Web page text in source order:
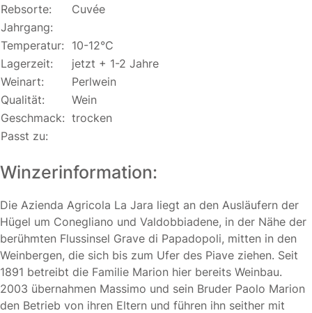
Rebsorte:
Cuvée
Jahrgang:
Temperatur: 10-12°C
Lagerzeit:
jetzt + 1-2 Jahre
Weinart:
Perlwein
Qualität:
Wein
Geschmack: trocken
Passt zu:
Winzerinformation:
Die Azienda Agricola La Jara liegt an den Ausläufern der
Hügel um Conegliano und Valdobbiadene, in der Nähe der
berühmten Flussinsel Grave di Papadopoli, mitten in den
Weinbergen, die sich bis zum Ufer des Piave ziehen. Seit
1891 betreibt die Familie Marion hier bereits Weinbau.
2003 übernahmen Massimo und sein Bruder Paolo Marion
den Betrieb von ihren Eltern und führen ihn seither mit